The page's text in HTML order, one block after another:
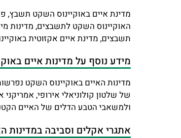
מדינת איים באוקיינוס השקט תשבץ,
האוקיינוס השקט לתשבצים, מדינות
תשבצים, מדינת איים אקזוטית
מידע נוסף על מדינות איים
מדינות האיים באוקיינוס השקט
של שלטון קולוניאלי אירופי,
ולמשאבי הטבע הדלים של האיים
אתגרי אקלים וסביבה במדינות